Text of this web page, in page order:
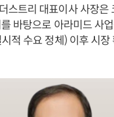
스트리 대표이사 사장은
바탕으로 아라미드 사
적 수요 정체) 이후 시장